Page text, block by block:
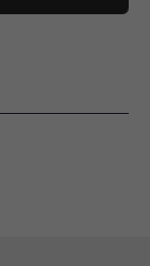
MagSafe-kompatibel